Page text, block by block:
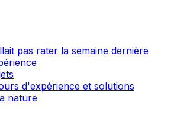
pas rater la semaine dernière
d'expérience et solutions
nature